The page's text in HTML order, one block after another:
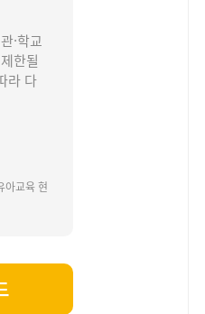
·학교
한될
라 다
아교육 현